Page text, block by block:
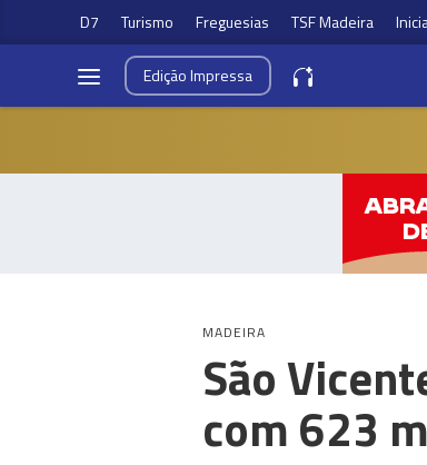
D7 Turismo Freguesias TSF Madeira
EdiçãoImpressa
MADEIRA
São
com 623